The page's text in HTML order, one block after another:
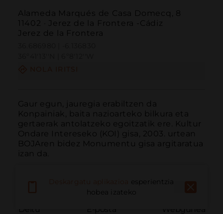
Alameda Marqués de Casa Domecq, 8
11402 · Jerez de la Frontera -Cádiz
Jerez de la Frontera
Gaur egun, jauregia erabiltzen da
Konpainiak, baita nazioarteko bilkura eta
gertaerak antolatzeko egoitzatik ere. Kultur
Ondare Intereseko (KOI) gisa, 2003. urtean
BOJAren bidez Monumentu gisa argitaratua
izan da.
Deitu E-posta Webgunea
esperientzia
hobea izateko